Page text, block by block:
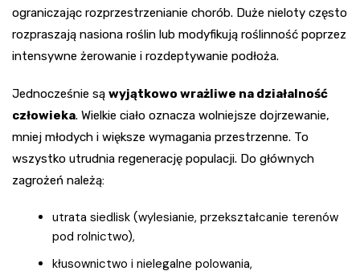
ograniczając rozprzestrzenianie chorób. Duże nieloty często
rozpraszają nasiona roślin lub modyfikują roślinność poprzez
intensywne żerowanie i rozdeptywanie podłoża.
Jednocześnie są wyjątkowo wrażliwe na działalność
człowieka. Wielkie ciało oznacza wolniejsze dojrzewanie,
mniej młodych i większe wymagania przestrzenne. To
wszystko utrudnia regenerację populacji. Do głównych
zagrożeń należą:
utrata siedlisk (wylesianie, przekształcanie terenów
pod rolnictwo),
kłusownictwo i nielegalne polowania,